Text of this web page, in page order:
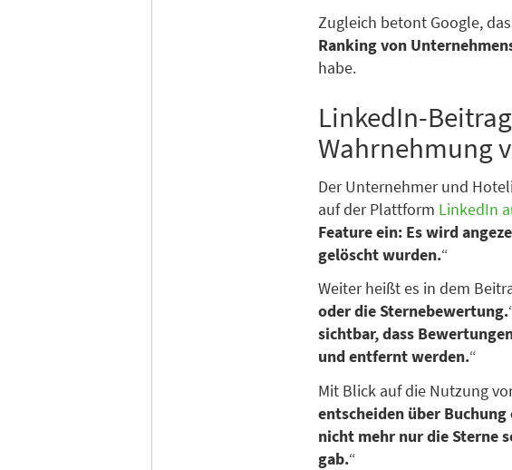
Zugleich betont Google,
Ranking von
habe.
LinkedIn-
Wahrnehmung
Der Unternehmer und
auf der Plattform LinkedIn
Feature ein: Es wird
gelöscht wurden.“
Weiter heißt es in dem
oder die Sternebewertung.
sichtbar, dass
und entfernt werden.“
Mit Blick auf die Nutzung
entscheiden über
nicht mehr nur die Sterne
gab.“